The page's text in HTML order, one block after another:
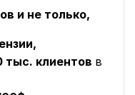
и не только,
тыс. клиентов в